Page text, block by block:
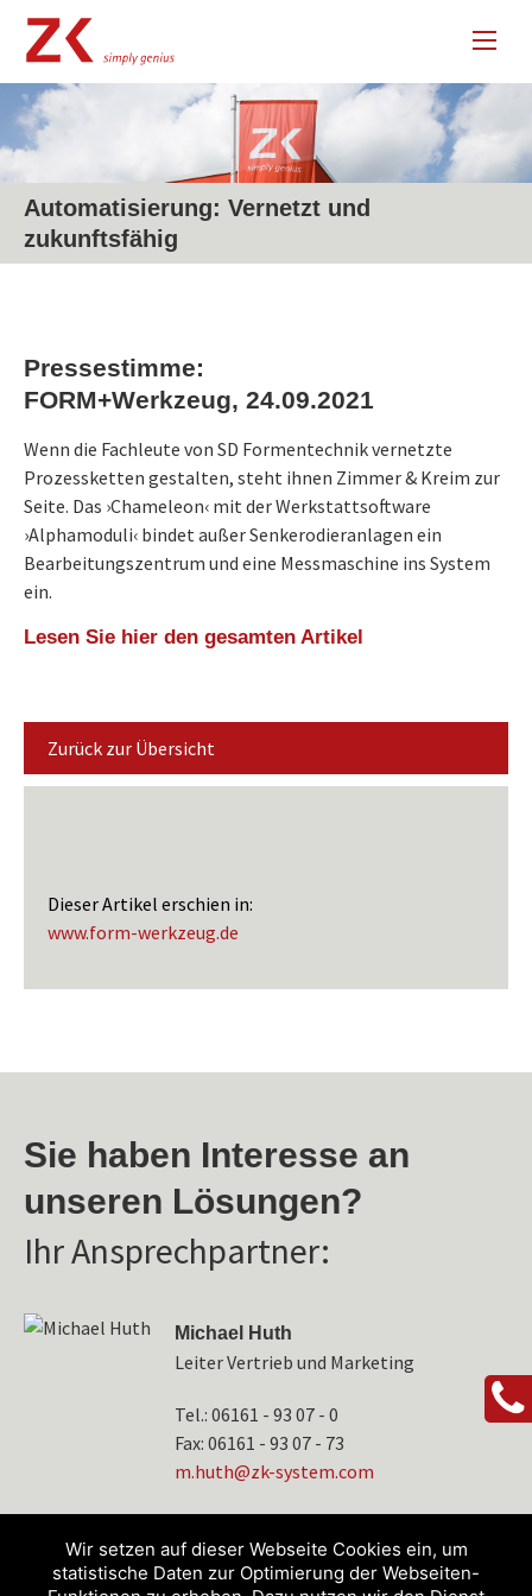
Automatisierung: Vernetzt und
zukunftsfähig
Pressestimme:
FORM+Werkzeug, 24.09.2021
Wenn die Fachleute von SD Formentechnik vernetzte
Prozessketten gestalten, steht ihnen Zimmer & Kreim zur
Seite. Das ›Chameleon‹ mit der Werkstattsoftware
›Alphamoduli‹ bindet außer Senkerodieranlagen ein
Bearbeitungszentrum und eine Messmaschine ins System
ein.
Lesen Sie hier den gesamten Artikel
Zurück zur Übersicht
Dieser Artikel erschien in:
www.form-werkzeug.de
Sie haben Interesse an
unseren Lösungen?
Ihr Ansprechpartner:
Michael Huth
Leiter Vertrieb und Marketing
Tel.: 06161 - 93 07 - 0
Fax: 06161 - 93 07 - 73
moc.m
etsys
-kz@h
tuh.m
Wir setzen auf dieser Webseite Cookies ein, um
statistische Daten zur Optimierung der Webseiten-